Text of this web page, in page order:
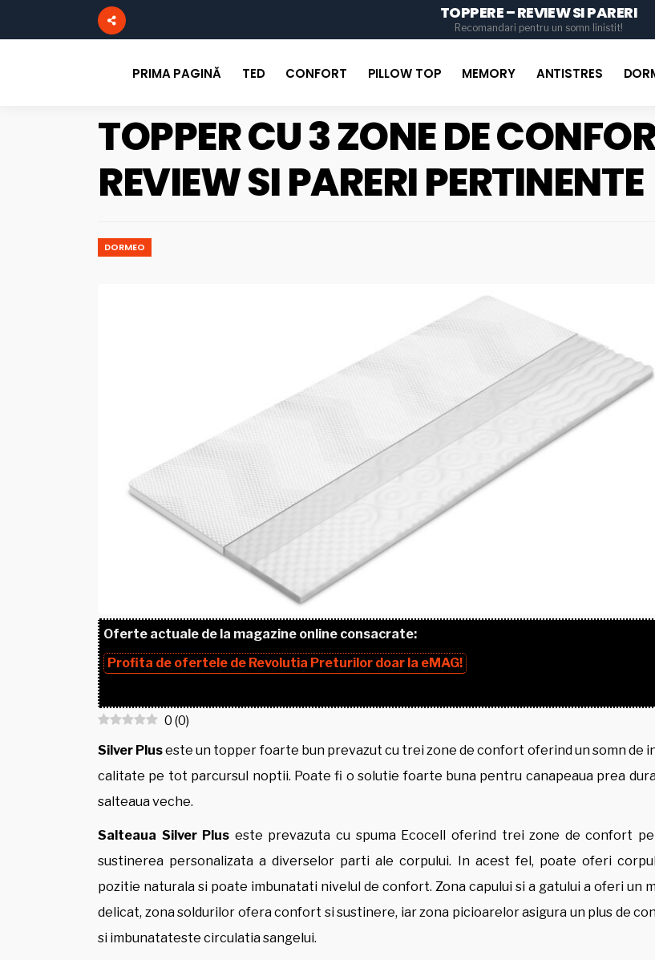
TOPPERE – REVIEW SI PARERI
Recomandari pentru un somn linistit!
PRIMA PAGINĂ TED CONFORT PILLOW TOP MEMORY ANTISTRES
TOPPER CU 3 ZONE DE
REVIEW SI PARERI PERTINENTE
DORMEO
Oferte actuale de la magazine online consacrate:
Profita de ofertele de Revolutia Preturilor doar la eMAG!
0 (0)
Silver Pluseste un topper foarte bun prevazut cu trei zone de confort oferind un somn de
calitate pe tot parcursul noptii. Poate fi o solutie foarte buna pentru canapeaua prea
salteaua veche.
Salteaua Silver Plus este prevazuta cu spuma Ecocell oferind trei zone de confort
sustinerea personalizata a diverselor parti ale corpului. In acest fel, poate oferi
pozitie naturala si poate imbunatati nivelul de confort. Zona capului si a gatului a oferi un
delicat, zona soldurilor ofera confort si sustinere, iar zona picioarelor asigura un plus de
si imbunatateste circulatia sangelui.